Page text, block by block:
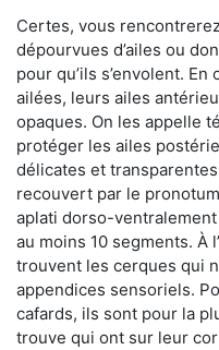
Certes, vous
dépourvues d’ailes ou
pour qu’ils s’envolent.
ailées, leurs ailes
opaques. On les appelle
protéger les ailes
délicates et
recouvert par le
aplati dorso-
au moins 10 segments. À
trouvent les cerques qui
appendices sensoriels.
cafards, ils sont pour la
trouve qui ont sur leur